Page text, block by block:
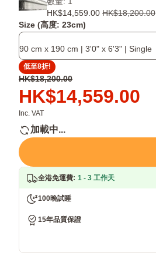
彈
的
Hybrid
設
計
能
供
乎
人
體
工
學
棉
術
能
有
效
排
濕
氣
專
技
術
可
以
吸
身
體
出
的
熱
量，
爽、
數量: 1
HK$14,559.00 HK$18,200.00
Size (高度: 23cm)
90 cm x 190 cm | 3'0" x 6'3" | Single
低至8折!
原
價
HK$18,200.00
HK$18,200.00
價
格
HK$14,559.00
HK$14,559.00
Inc. VAT
加載中...
全港免運費: 1 - 3 工作天
100晚試睡
15年品質保證